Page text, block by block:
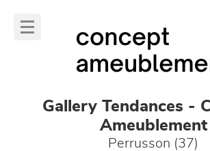
Gallery Tendances -
Ameublement
Perrusson (37)